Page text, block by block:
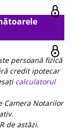
persoană fizică
credit ipotecar
calculatorul
Camera Notarilor
de astăzi.